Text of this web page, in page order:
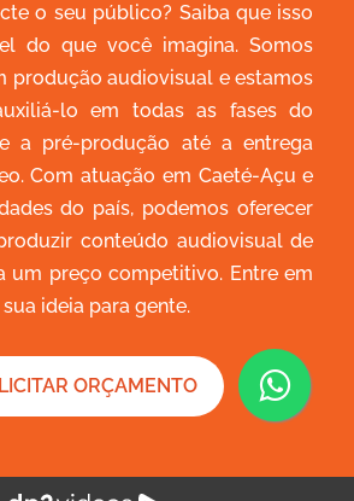
o seu público? Saiba que isso
do que você imagina. Somos
produção audiovisual e estamos
lo em todas as fases do
a pré-produção até a entrega
Com atuação em Caeté-Açu e
do país, podemos oferecer
conteúdo audiovisual de
um preço competitivo. Entre em
ideia para gente.
ORÇAMENTO